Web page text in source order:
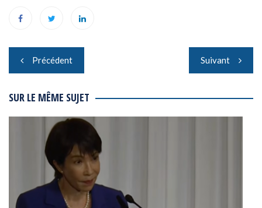
Navigation
de
l’article
Précédent Suivant
SUR LE MÊME SUJET